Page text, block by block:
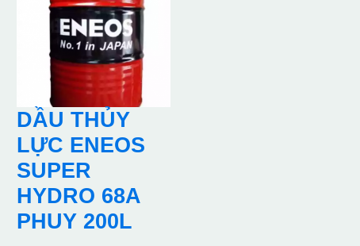
DẦU THỦY
LỰC ENEOS
SUPER
HYDRO 68A
PHUY 200L